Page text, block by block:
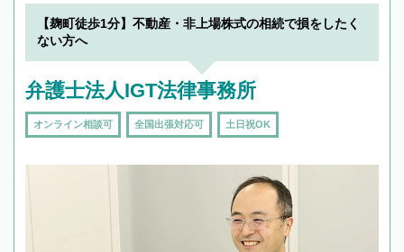
【麹町徒歩1分】不動産・非上場株式の相続で損をしたく
ない方へ
弁護士法人IGT法律事務所
オンライン相談可 全国出張対応可 土日祝OK